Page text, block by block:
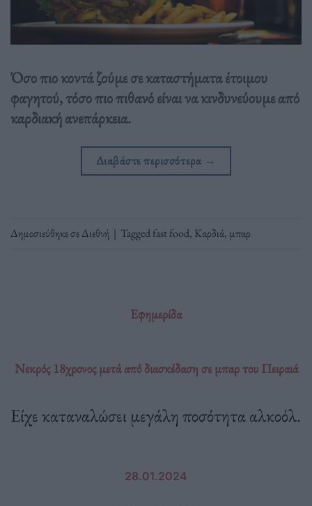
Όσο πιο κοντά ζούμε σε καταστήματα έτοιμου
φαγητού, τόσο πιο πιθανό είναι να κινδυνεύουμε από
καρδιακή ανεπάρκεια.
Διαβάστε περισσότερα →
Δημοσιεύθηκε σεΔιεθνή | Taggedfast food, Καρδιά, μπαρ
Εφημερίδα
Νεκρός 18χρονος μετά από διασκέδαση σε μπαρ του Πειραιά
Είχε καταναλώσει μεγάλη ποσότητα αλκοόλ.
28.01.2024